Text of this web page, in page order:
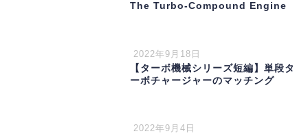
The Turbo-Compound Engine
2022年9月18日
【ターボ機械シリーズ短編】単段タ
ーボチャージャーのマッチング
2022年9月4日